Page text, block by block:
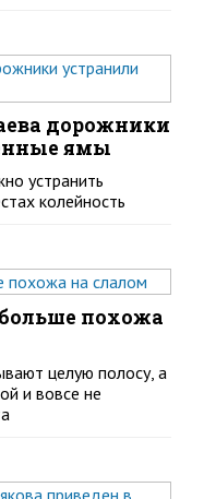
дорожники
ямы
устранить
колейность
похожа
целую полосу, а
и вовсе не